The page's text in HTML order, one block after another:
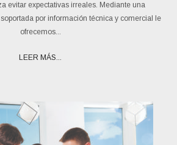
evitar expectativas irreales. Mediante una
por información técnica y comercial le
ofrecemos...
LEER MÁS...